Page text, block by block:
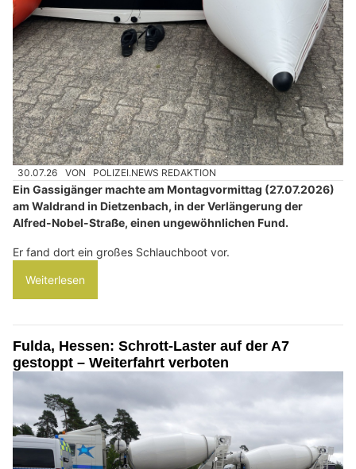
30.07.26 VON POLIZEI.NEWS REDAKTION
Ein Gassigänger machte am Montagvormittag (27.07.2026)
am Waldrand in Dietzenbach, in der Verlängerung der
Alfred-Nobel-Straße, einen ungewöhnlichen Fund.
Er fand dort ein großes Schlauchboot vor.
Weiterlesen
Fulda, Hessen: Schrott-Laster auf der A7
gestoppt – Weiterfahrt verboten